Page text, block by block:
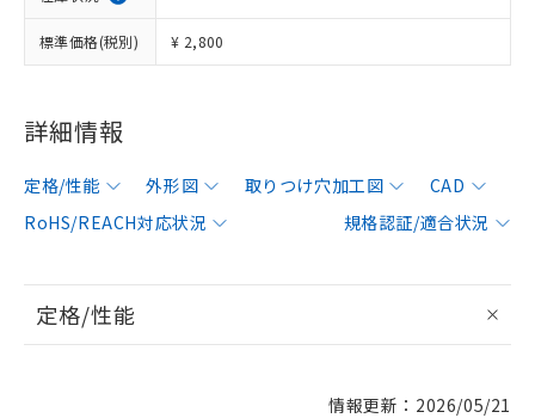
標準価格(税別) ¥ 2,800
詳細情報
定格/性能 外形図 取りつけ穴加工図
CAD
RoHS/REACH対応状況
規格認証/適合状況
定格/性能
情報更新：2026/05/21